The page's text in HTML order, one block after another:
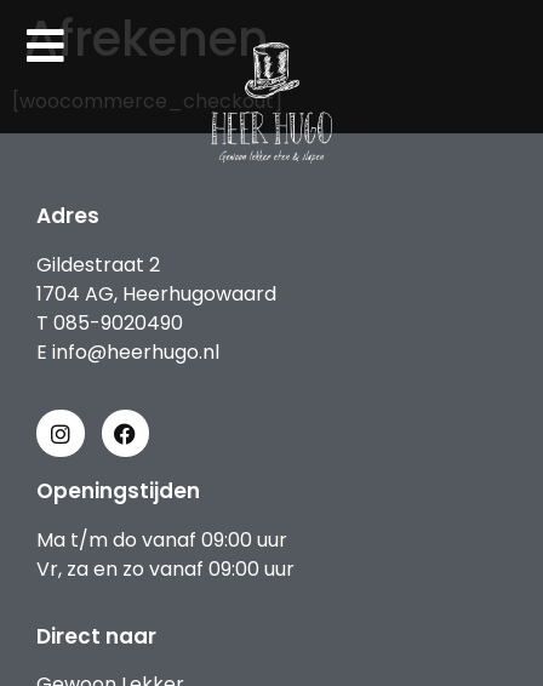
Afrekenen
[woocommerce_checkout]
Adres
Gildestraat 2
1704 AG, Heerhugowaard
T 085-9020490
E info@heerhugo.nl
Openingstijden
Ma t/m do vanaf 09:00 uur
Vr, za en zo vanaf 09:00 uur
Direct naar